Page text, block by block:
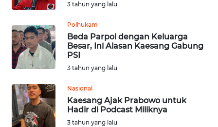
3 tahun yang lalu
Polhukam
Beda Parpol dengan Keluarga
Besar, Ini Alasan Kaesang Gabung
PSI
3 tahun yang lalu
Nasional
Kaesang Ajak Prabowo untuk
Hadir di Podcast Miliknya
3 tahun yang lalu
TAPANULI
UTARA
WN
WN
PADANG
LAWAS